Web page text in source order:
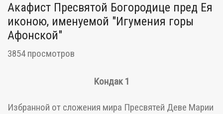
Акафист Пресвятой Богородице пред Ея
иконою, именуемой "Игумения горы
Афонской"
3854 просмотров
Кондак 1
Избранной от сложения мира Пресвятей Деве Марии